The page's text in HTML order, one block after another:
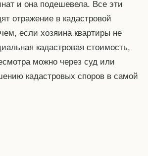
и она подешевела. Все эти
отражение в кадастровой
если хозяина квартиры не
кадастровая стоимость,
можно через суд или
кадастровых споров в самой